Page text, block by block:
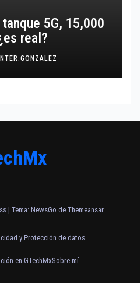
5G, 15,000
real?
| Tema: NewsGo de Themeansar
y Protección de datos
en GTechMxSobre mí